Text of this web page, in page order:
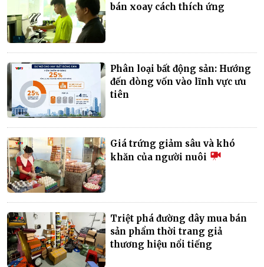
bán xoay cách thích ứng
Phân loại bất động sản: Hướng
đến dòng vốn vào lĩnh vực ưu
tiên
Giá trứng giảm sâu và khó
khăn của người nuôi
Triệt phá đường dây mua bán
sản phẩm thời trang giả
thương hiệu nổi tiếng